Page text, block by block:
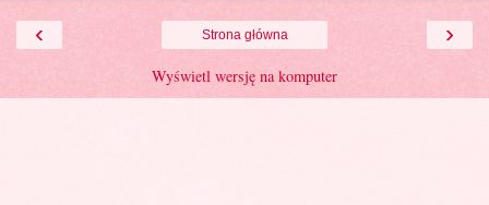
‹ ›
Strona główna
Wyświetl wersję na komputer